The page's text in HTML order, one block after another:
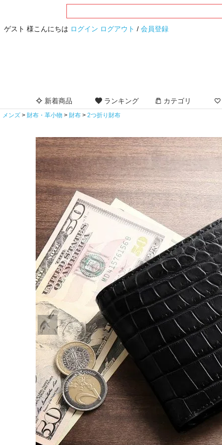
ゲスト 様こんにちは ログイン ログアウト / 会員登録
新着商品 ランキング カテゴリ
メンズ 財布・革小物 財布 2つ折り財布